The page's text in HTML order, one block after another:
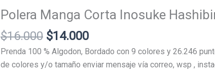
Polera Manga Corta Inosuke
$16.000 El
precio
original
$14.000El
precio
actual
Prenda 100 % Algodon, Bordado con 9 colores y 26.246
de colores y/o tamaño enviar mensaje vía correo, wsp ,